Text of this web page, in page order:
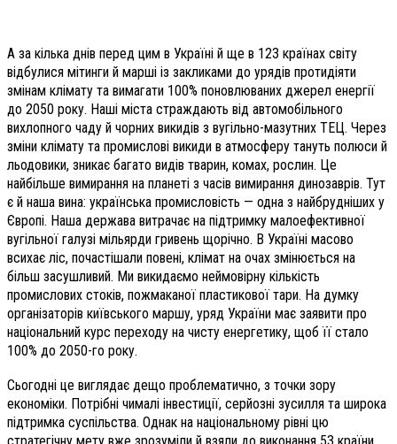
А за кілька днів перед цим в Україні й ще в 123 країнах світу
відбулися мітинги й марші із закликами до урядів протидіяти
змінам клімату та вимагати 100% поновлюваних джерел енергії
до 2050 року. Наші міста страждають від автомобільного
вихлопного чаду й чорних викидів з вугільно-мазутних ТЕЦ. Через
зміни клімату та промислові викиди в атмосферу тануть полюси й
льодовики, зникає багато видів тварин, комах, рослин. Це
найбільше вимирання на планеті з часів вимирання динозаврів. Тут
є й наша вина: українська промисловість — одна з найбрудніших у
Європі. Наша держава витрачає на підтримку малоефективної
вугільної галузі мільярди гривень щорічно. В Україні масово
всихає ліс, почастішали повені, клімат на очах змінюється на
більш засушливий. Ми викидаємо неймовірну кількість
промислових стоків, пожмаканої пластикової тари. На думку
організаторів київського маршу, уряд України має заявити про
національний курс переходу на чисту енергетику, щоб її стало
100% до 2050-го року.
Сьогодні це виглядає дещо проблематично, з точки зору
економіки. Потрібні чималі інвестиції, серйозні зусилля та широка
підтримка суспільства. Однак на національному рівні цю